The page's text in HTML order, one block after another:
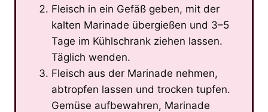
Fleisch in ein Gefäß geben, mit der
kalten Marinade übergießen und 3–5
Tage im Kühlschrank ziehen lassen.
Täglich wenden.
Fleisch aus der Marinade nehmen,
abtropfen lassen und trocken tupfen.
Gemüse aufbewahren, Marinade